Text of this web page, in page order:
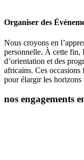
Organiser des
Nous croyons en
personnelle. À cette fin,
d’orientation et des
africains. Ces occasions
pour élargir les horizons
nos engagements